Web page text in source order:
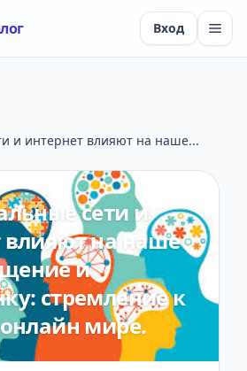
Вход
и интернет влияют на наше...
чтения
сети и
влияют на наше
и
стремление к
мире.